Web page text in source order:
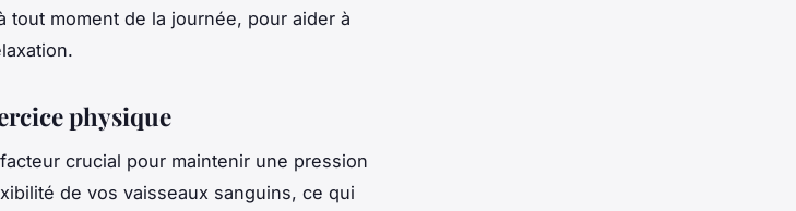
tout moment de la journée, pour aider à
physique
crucial pour maintenir une pression
de vos vaisseaux sanguins, ce qui